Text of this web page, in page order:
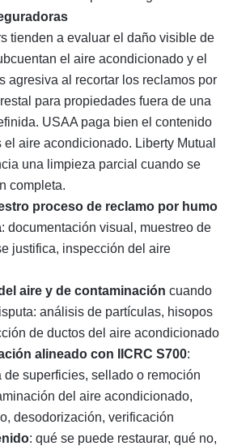
tienden a evaluar el daño visible de
el aire acondicionado y el
agresiva al recortar los reclamos por
para propiedades fuera de una
USAA paga bien el contenido
aire acondicionado. Liberty Mutual
una limpieza parcial cuando se
completa.
proceso de reclamo por humo
: documentación visual, muestreo de
justifica, inspección del aire
aire y de contaminación cuando
análisis de partículas, hisopos
de ductos del aire acondicionado
alineado con IICRC S700:
superficies, sellado o remoción
del aire acondicionado,
desodorización, verificación
: qué se puede restaurar, qué no,